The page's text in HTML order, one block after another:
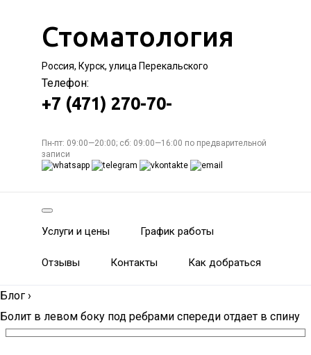
Стоматология
Россия, Курск, улица Перекальского
Телефон:
+7 (471) 270-70-
Пн-пт: 09:00—20:00; сб: 09:00—16:00 по предварительной
записи
Услуги и цены График работы
Отзывы Контакты Как добраться
Блог ›
Болит в левом боку под ребрами спереди отдает в спину